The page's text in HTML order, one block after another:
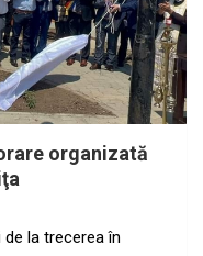
organizată
la trecerea în